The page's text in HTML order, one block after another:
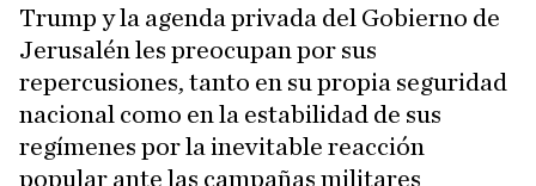
Trump y la agenda privada del Gobierno de
Jerusalén les preocupan por sus
repercusiones, tanto en su propia seguridad
nacional como en la estabilidad de sus
regímenes por la inevitable reacción
popular ante las campañas militares